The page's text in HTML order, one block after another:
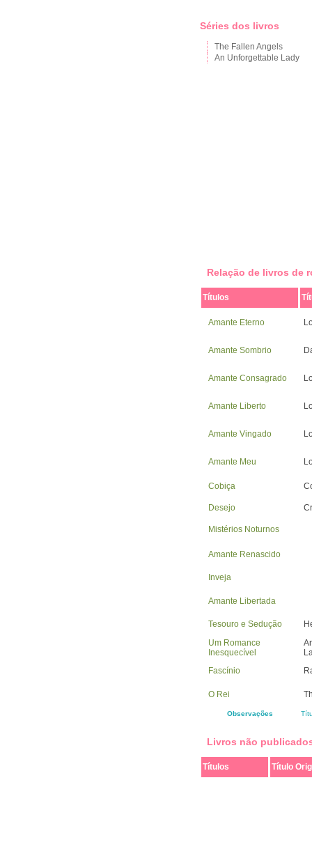
Séries dos livros
The Fallen Angels
An Unforgettable Lady
Relação de livros de
Títulos
Observações
Amante Eterno
Amante Sombrio
Amante Consagrado
Amante Liberto
Amante Vingado
Amante Meu
Cobiça
Desejo
Mistérios Noturnos
Amante Renascido
Inveja
Amante Libertada
Tesouro e Sedução
Um Romance
Inesquecível
Fascínio
O Rei
Livros não
Títulos Título